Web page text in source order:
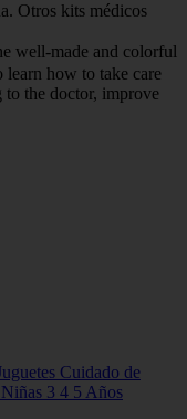
Otros kits médicos
well-made and colorful
learn how to take care
to the doctor, improve
Cuidado de
3 4 5 Años